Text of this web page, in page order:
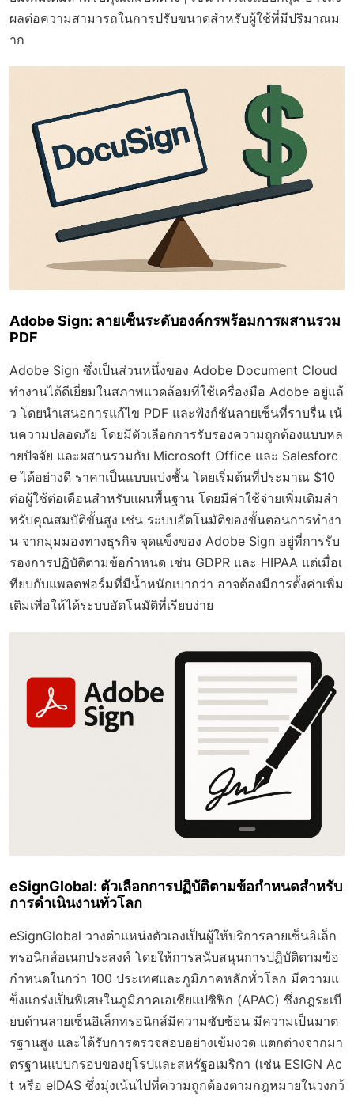
ผลต่อความสามารถในการปรับขนาดสำหรับผู้ใช้ที่มีปริมาณม
าก
Adobe Sign: ลายเซ็นระดับองค์กรพร้อมการผสานรวม
PDF
Adobe Sign ซึ่งเป็นส่วนหนึ่งของ Adobe Document Cloud
ทำงานได้ดีเยี่ยมในสภาพแวดล้อมที่ใช้เครื่องมือ Adobe อยู่แล้
ว โดยนำเสนอการแก้ไข PDF และฟังก์ชันลายเซ็นที่ราบรื่น เน้
นความปลอดภัย โดยมีตัวเลือกการรับรองความถูกต้องแบบหล
ายปัจจัย และผสานรวมกับ Microsoft Office และ Salesforc
e ได้อย่างดี ราคาเป็นแบบแบ่งชั้น โดยเริ่มต้นที่ประมาณ $10
ต่อผู้ใช้ต่อเดือนสำหรับแผนพื้นฐาน โดยมีค่าใช้จ่ายเพิ่มเติมสำ
หรับคุณสมบัติขั้นสูง เช่น ระบบอัตโนมัติของขั้นตอนการทำงา
น จากมุมมองทางธุรกิจ จุดแข็งของ Adobe Sign อยู่ที่การรับ
รองการปฏิบัติตามข้อกำหนด เช่น GDPR และ HIPAA แต่เมื่อเ
ทียบกับแพลตฟอร์มที่มีน้ำหนักเบากว่า อาจต้องมีการตั้งค่าเพิ่ม
เติมเพื่อให้ได้ระบบอัตโนมัติที่เรียบง่าย
eSignGlobal: ตัวเลือกการปฏิบัติตามข้อกำหนดสำหรับ
การดำเนินงานทั่วโลก
eSignGlobal วางตำแหน่งตัวเองเป็นผู้ให้บริการลายเซ็นอิเล็ก
ทรอนิกส์อเนกประสงค์ โดยให้การสนับสนุนการปฏิบัติตามข้อ
กำหนดในกว่า 100 ประเทศและภูมิภาคหลักทั่วโลก มีความแ
ข็งแกร่งเป็นพิเศษในภูมิภาคเอเชียแปซิฟิก (APAC) ซึ่งกฎระเบี
ยบด้านลายเซ็นอิเล็กทรอนิกส์มีความซับซ้อน มีความเป็นมาต
รฐานสูง และได้รับการตรวจสอบอย่างเข้มงวด แตกต่างจากมา
ตรฐานแบบกรอบของยุโรปและสหรัฐอเมริกา (เช่น ESIGN Ac
t หรือ eIDAS ซึ่งมุ่งเน้นไปที่ความถูกต้องตามกฎหมายในวงกว้